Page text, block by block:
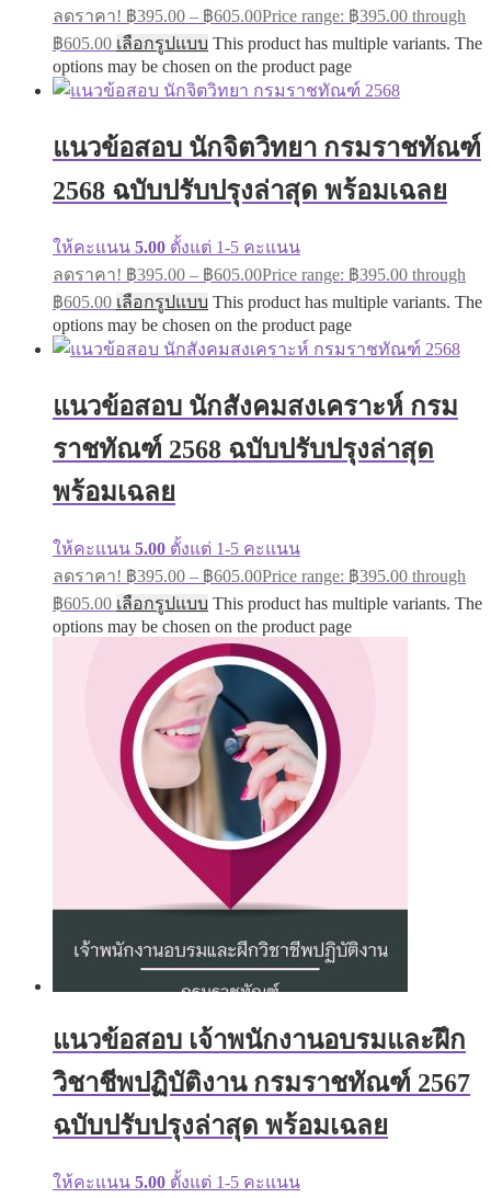
ลดราคา! ฿395.00 – ฿605.00Price range: ฿395.00 through
฿605.00 เลือกรูปแบบ This product has multiple variants. The
options may be chosen on the product page
แนวข้อสอบ นักจิตวิทยา กรมราชทัณฑ์
2568 ฉบับปรับปรุงล่าสุด พร้อมเฉลย
ให้คะแนน 5.00 ตั้งแต่ 1-5 คะแนน
ลดราคา! ฿395.00 – ฿605.00Price range: ฿395.00 through
฿605.00 เลือกรูปแบบ This product has multiple variants. The
options may be chosen on the product page
แนวข้อสอบ นักสังคมสงเคราะห์ กรม
ราชทัณฑ์ 2568 ฉบับปรับปรุงล่าสุด
พร้อมเฉลย
ให้คะแนน 5.00 ตั้งแต่ 1-5 คะแนน
ลดราคา! ฿395.00 – ฿605.00Price range: ฿395.00 through
฿605.00 เลือกรูปแบบ This product has multiple variants. The
options may be chosen on the product page
แนวข้อสอบ เจ้าพนักงานอบรมและฝึก
วิชาชีพปฏิบัติงาน กรมราชทัณฑ์ 2567
ฉบับปรับปรุงล่าสุด พร้อมเฉลย
ให้คะแนน 5.00 ตั้งแต่ 1-5 คะแนน